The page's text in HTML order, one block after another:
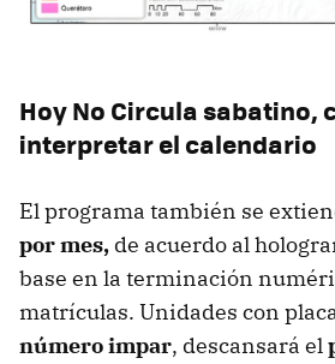
Hoy No Circula sabatino,
interpretar el calendario
El programa también se
por mes, de acuerdo al
base en la terminación
matrículas. Unidades con
número impar, descansará el